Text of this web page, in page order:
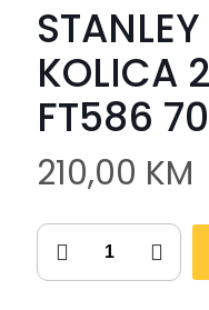
KOLICA
FT586
210,00 KM